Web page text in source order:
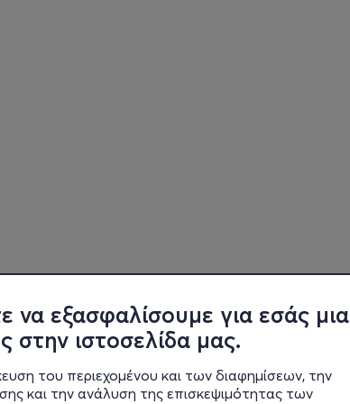
εξασφαλίσουμε για εσάς μια
στην ιστοσελίδα μας.
του περιεχομένου και των διαφημίσεων, την
και την ανάλυση της επισκεψιμότητας των